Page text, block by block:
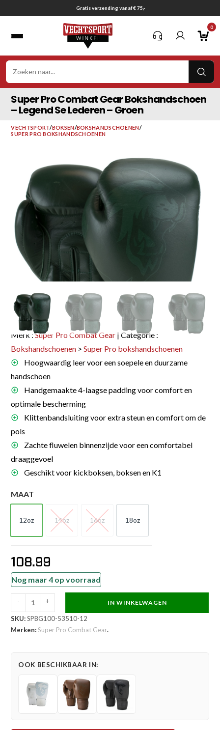
naar
Gratis verzending vanaf € 75,-
0
Super Pro Combat Gear Bokshandschoen
– Legend Se Lederen – Groen
VECHTSPORT/BOKSEN/BOKSHANDSCHOENEN/
SUPER PRO BOKSHANDSCHOENEN
Merk :Super Pro Combat Gear | Categorie :
Bokshandschoenen >Super Pro bokshandschoenen
Hoogwaardig leer voor een soepele en duurzame
handschoen
Handgemaakte 4-laagse padding voor comfort en
optimale bescherming
Klittenbandsluiting voor extra steun en comfort om de
pols
Zachte fluwelen binnenzijde voor een comfortabel
draaggevoel
Geschikt voor kickboksen, boksen en K1
MAAT
12oz 14oz
14oz
16oz
16oz
18oz
108.99
Nog maar 4 op voorraad
Pro
Combat
Legend
Lederen
- + IN WINKELWAGEN
SKU:SPBG100-53510-12
Merken:Super Pro Combat Gear.
OOK BESCHIKBAAR IN: